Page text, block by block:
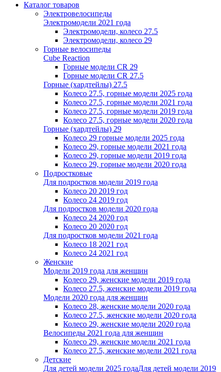
Каталог товаров
Электровелосипеды
Электромодели 2021 года
Электромодели, колесо 27.5
Электромодели, колесо 29
Горные велосипеды
Cube Reaction
Горные модели CR 29
Горные модели CR 27.5
Горные (хардтейлы) 27.5
Колесо 27.5, горные модели 2025 года
Колесо 27.5, горные модели 2021 года
Колесо 27.5, горные модели 2019 года
Колесо 27.5, горные модели 2020 года
Горные (хардтейлы) 29
Колесо 29 горные модели 2025 года
Колесо 29, горные модели 2021 года
Колесо 29, горные модели 2019 года
Колесо 29, горные модели 2020 года
Подростковые
Для подростков модели 2019 года
Колесо 20 2019 год
Колесо 24 2019 год
Для подростков модели 2020 года
Колесо 24 2020 год
Колесо 20 2020 год
Для подростков модели 2021 года
Колесо 18 2021 год
Колесо 24 2021 год
Женскиe
Модели 2019 года для женщин
Колесо 29, женские модели 2019 года
Колесо 27.5, женские модели 2019 года
Модели 2020 года для женщин
Колесо 28, женские модели 2020 года
Колесо 27.5, женские модели 2020 года
Колесо 29, женские модели 2020 года
Велосипеды 2021 года для женщин
Колесо 29, женские модели 2021 года
Колесо 27.5, женские модели 2021 года
Детские
Для детей модели 2025 годаДля детей модели 2019